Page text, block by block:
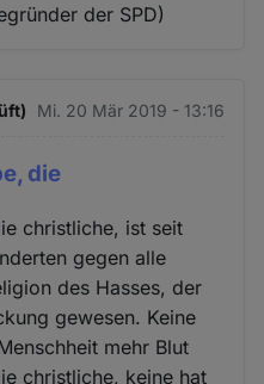
der SPD)
Mi. 20 Mär 2019 - 13:16
die
christliche, ist seit
gegen alle
des Hasses, der
gewesen. Keine
mehr Blut
christliche, keine hat